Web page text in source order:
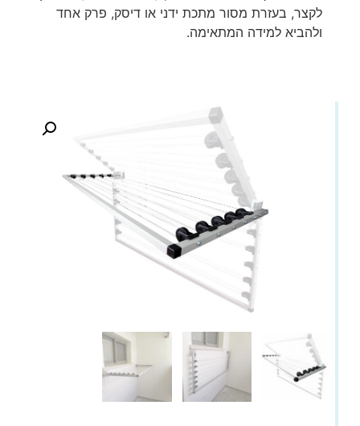
לקצר, בעזרת מסור מתכת ידני או דיסק, פרק אחד
ולהביא למידה המתאימה.